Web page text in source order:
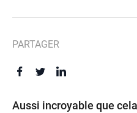
Aussi incroyable que
PARTAGER